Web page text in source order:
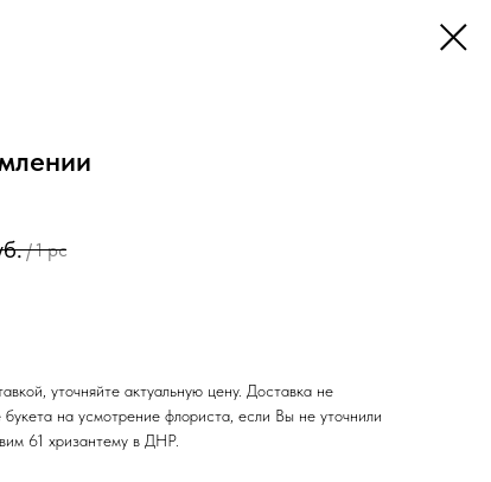
/1 pc
уточняйте актуальную цену. Доставка не
на усмотрение флориста, если Вы не уточнили
61 хризантему в ДНР.